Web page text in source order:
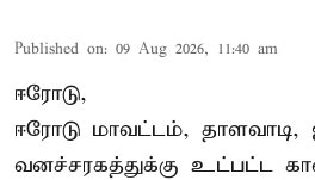
Published on: 09 Aug 2026, 11:40 am
ஈரோடு,
ஈரோடு மாவட்டம், தாளவாடி,
வனச்சரகத்துக்கு உட்பட்ட